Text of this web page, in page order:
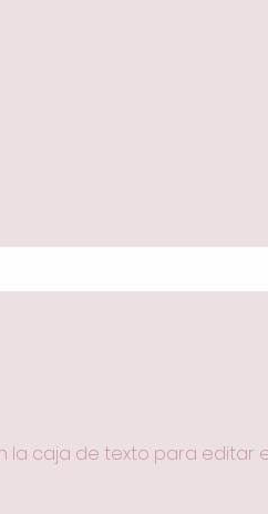
la caja de texto para editar